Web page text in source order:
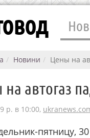
Новини Цены на
автогаз
р. в 10:00,
пятницу,